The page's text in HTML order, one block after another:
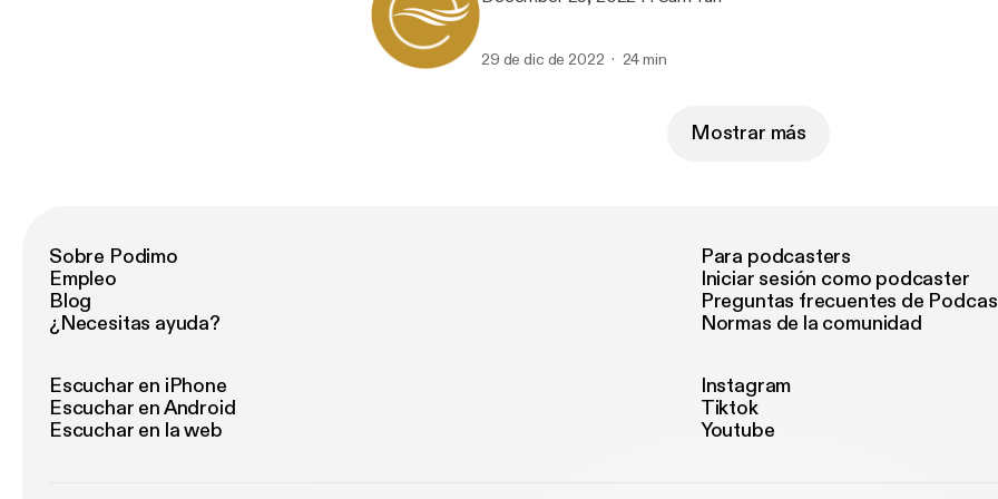
29 de dic de 2022 24 min
Mostrar más
Sobre Podimo
Empleo
Blog
¿Necesitas ayuda?
Para podcasters
Iniciar sesión como podcaster
Preguntas frecuentes de
Normas de la comunidad
Escuchar en iPhone
Escuchar en Android
Escuchar en la web
Instagram
Tiktok
Youtube